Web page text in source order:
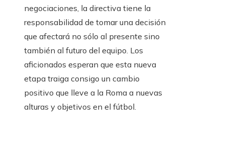
negociaciones, la directiva tiene la
responsabilidad de tomar una decisión
que afectará no sólo al presente sino
también al futuro del equipo. Los
aficionados esperan que esta nueva
etapa traiga consigo un cambio
positivo que lleve a la Roma a nuevas
alturas y objetivos en el fútbol.